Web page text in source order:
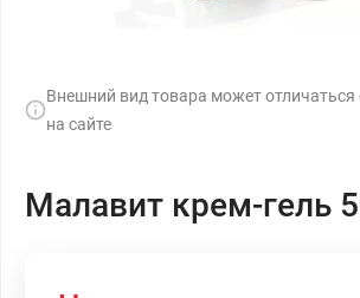
Внешний вид товара может отличаться
на сайте
Малавит крем-гель